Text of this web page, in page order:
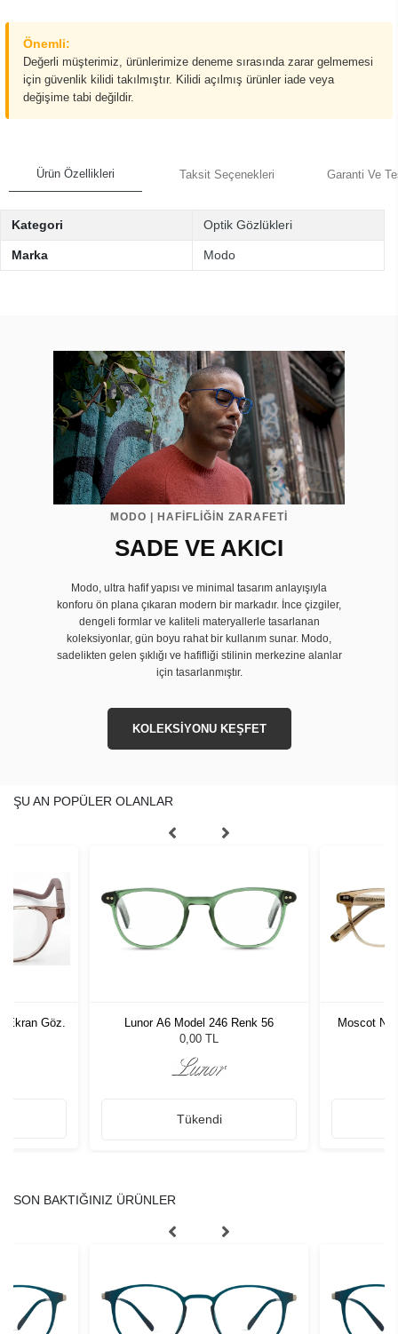
Önemli:
Değerli müşterimiz, ürünlerimize deneme sırasında zarar gelmemesi
için güvenlik kilidi takılmıştır. Kilidi açılmış ürünler iade veya
değişime tabi değildir.
Ürün Özellikleri Taksit Seçenekleri Garanti Ve
Kategori Optik Gözlükleri
Marka Modo
MODO | HAFİFLİĞİN ZARAFETİ
SADE VE AKICI
Modo, ultra hafif yapısı ve minimal tasarım anlayışıyla
konforu ön plana çıkaran modern bir markadır. İnce çizgiler,
dengeli formlar ve kaliteli materyallerle tasarlanan
koleksiyonlar, gün boyu rahat bir kullanım sunar. Modo,
sadelikten gelen şıklığı ve hafifliği stilinin merkezine alanlar
için tasarlanmıştır.
KOLEKSİYONU KEŞFET
ŞU AN POPÜLER OLANLAR
Ekran Göz.
Lunor A6 Model 246 Renk 56
0,00 TL
Tükendi
Moscot
SON BAKTIĞINIZ ÜRÜNLER